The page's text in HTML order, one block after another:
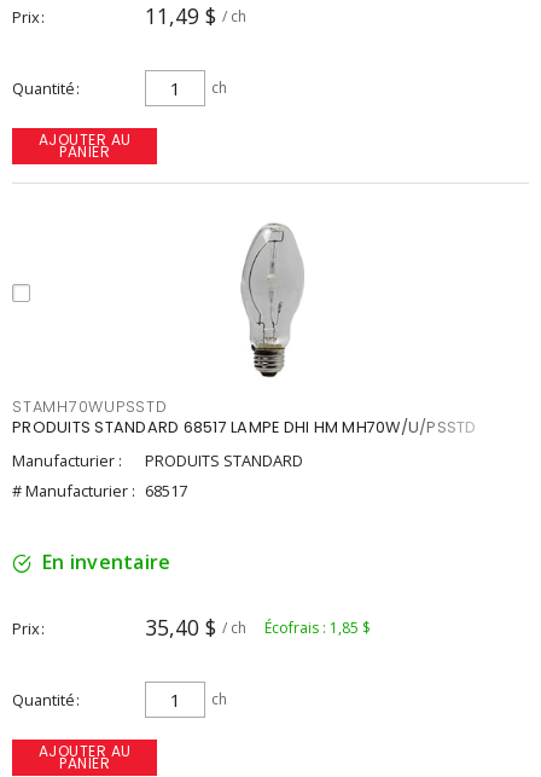
Prix 11,49 $ / ch
Quantité ch
AJOUTER AU
PANIER
STAMH70WUPSSTD
PRODUITS STANDARD 68517 LAMPE DHI HM MH70W/U/PSSTD
Manufacturier :
PRODUITS STANDARD
# Manufacturier : 68517
En inventaire
Prix 35,40 $ / ch Écofrais : 1,85 $
Quantité ch
AJOUTER AU
PANIER